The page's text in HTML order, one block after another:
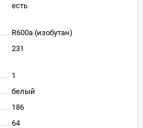
есть
R600a (изобутан)
231
1
белый
186
64